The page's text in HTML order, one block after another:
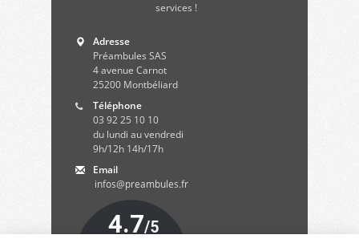
services !
Adresse
Préambules SAS
4 avenue Carnot
25200 Montbéliard
Téléphone
03 92 25 10 10
du lundi au vendredi
9h/12h 14h/17h
Email